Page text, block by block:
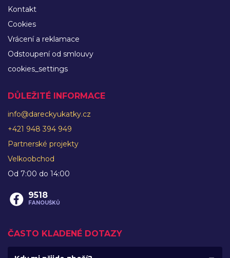
Kontakt
Cookies
Vrácení a reklamace
Odstoupení od smlouvy
cookies_settings
DŮLEŽITÉ INFORMACE
info@dareckyukatky.cz
+421 948 394 949
Partnerské projekty
Velkoobchod
Od 7:00 do 14:00
9518
FANOUŠKŮ
ČASTO KLADENÉ DOTAZY